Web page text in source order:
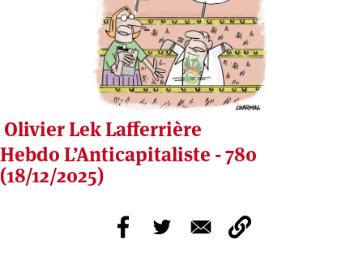
Olivier Lek Lafferrière
Hebdo L’Anticapitaliste - 780
(18/12/2025)